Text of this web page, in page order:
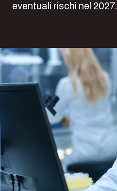
eventuali rischi nel 2027.